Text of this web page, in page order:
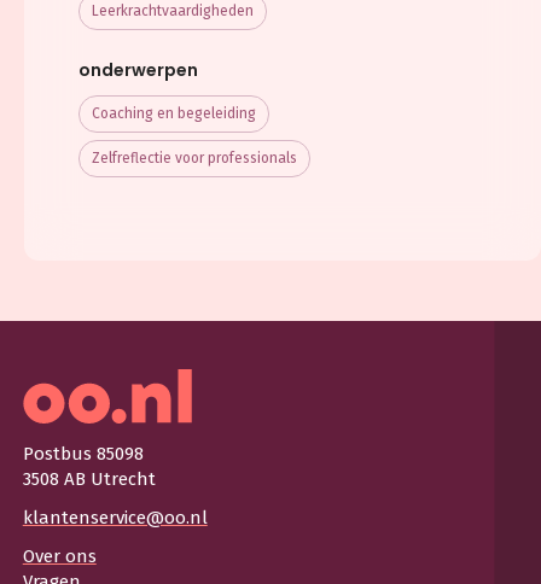
Leerkracht­vaardigheden
onderwerpen
Coaching en begeleiding
Zelfreflectie voor professionals
Postbus 85098
3508 AB Utrecht
klantenservice@oo.nl
Over ons